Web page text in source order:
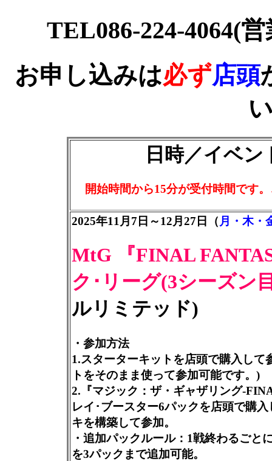
TEL086-224-4064(
お申し込みは必ず店頭
日時／イベン
開始時間から15分が受付時間です
2025年11月7日～12月27日（ 月・木・
MtG 『FINAL
ク･リーグ(3シーズン
ルリミテッド)
・参加方法
1.スターターキットを店頭で購入して
トをそのまま使って参加可能です。)
2.『マジック：ザ・ギャザリング-
レイ･ブースター6パックを店頭で購
キを構築して参加。
・追加パックルール：1戦終わるごと
を3パックまで追加可能。